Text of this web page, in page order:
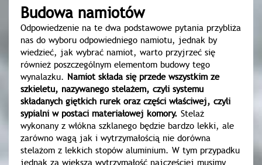
Budowa namiotów
Odpowiedzenie na te dwa podstawowe pytania przybliża
nas do wyboru odpowiedniego namiotu, jednak by
wiedzieć, jak wybrać namiot, warto przyjrzeć się
również poszczególnym elementom budowy tego
wynalazku. Namiot składa się przede wszystkim ze
szkieletu, nazywanego stelażem, czyli systemu
składanych giętkich rurek oraz części właściwej, czyli
sypialni w postaci materiałowej komory. Stelaż
wykonany z włókna szklanego będzie bardzo lekki, ale
zarówno wagą jak i wytrzymałością nie dorówna
stelażom z lekkich stopów aluminium. W tym przypadku